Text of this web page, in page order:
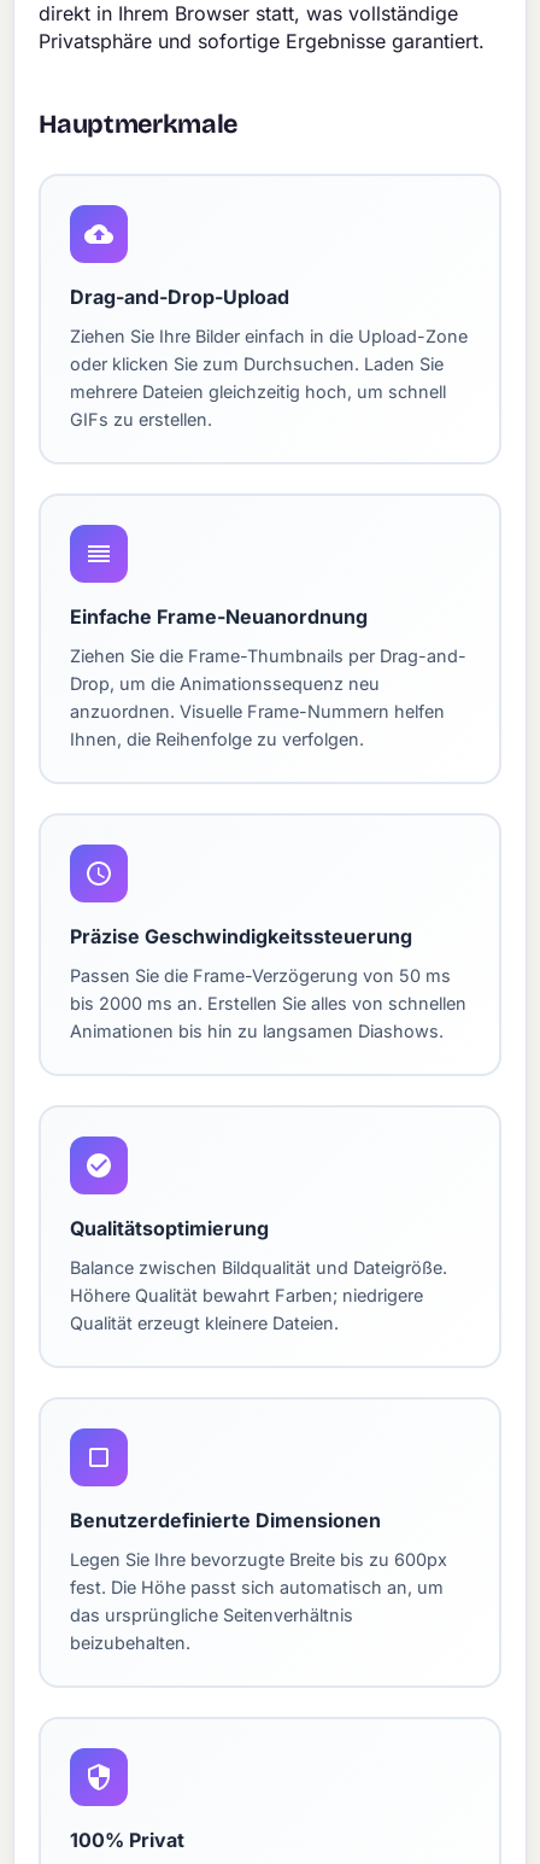
direkt in Ihrem Browser statt, was vollständige
Privatsphäre und sofortige Ergebnisse garantiert.
Hauptmerkmale
Drag-and-Drop-Upload
Ziehen Sie Ihre Bilder einfach in die Upload-Zone
oder klicken Sie zum Durchsuchen. Laden Sie
mehrere Dateien gleichzeitig hoch, um schnell
GIFs zu erstellen.
Einfache Frame-Neuanordnung
Ziehen Sie die Frame-Thumbnails per Drag-and-
Drop, um die Animationssequenz neu
anzuordnen. Visuelle Frame-Nummern helfen
Ihnen, die Reihenfolge zu verfolgen.
Präzise Geschwindigkeitssteuerung
Passen Sie die Frame-Verzögerung von 50 ms
bis 2000 ms an. Erstellen Sie alles von schnellen
Animationen bis hin zu langsamen Diashows.
Qualitätsoptimierung
Balance zwischen Bildqualität und Dateigröße.
Höhere Qualität bewahrt Farben; niedrigere
Qualität erzeugt kleinere Dateien.
Benutzerdefinierte Dimensionen
Legen Sie Ihre bevorzugte Breite bis zu 600px
fest. Die Höhe passt sich automatisch an, um
das ursprüngliche Seitenverhältnis
beizubehalten.
100% Privat